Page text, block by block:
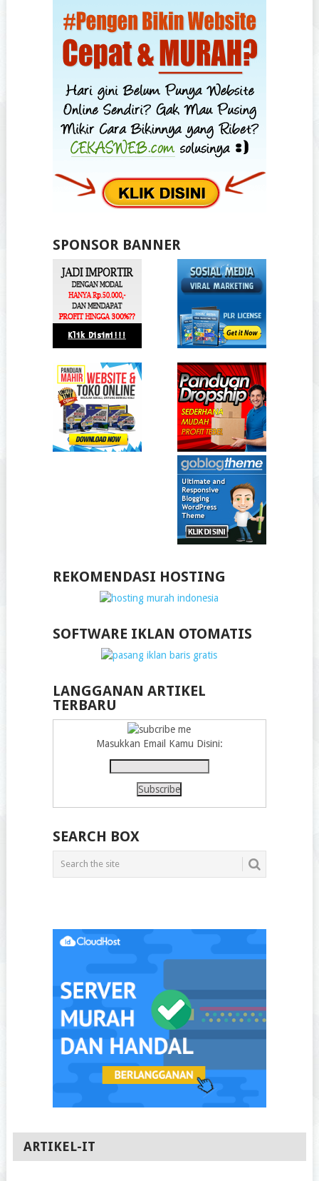
SPONSOR BANNER
REKOMENDASI HOSTING
SOFTWARE IKLAN OTOMATIS
LANGGANAN ARTIKEL
TERBARU
Masukkan Email Kamu Disini:
SEARCH BOX
ARTIKEL-IT